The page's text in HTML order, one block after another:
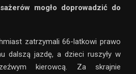
mogło doprowadzić do
zatrzymali 66-latkowi prawo
dalszą jazdę, a dzieci ruszyły w
kierowcą. Za skrajnie